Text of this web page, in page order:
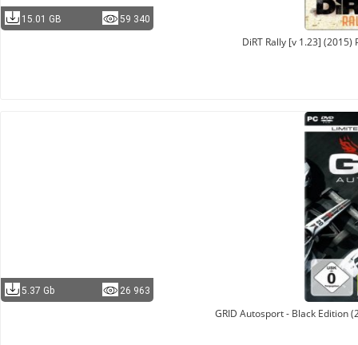
15.01 GB 59 340
DiRT Rally [v 1.23] (2015)
5.37 Gb 26 963
GRID Autosport - Black Edition